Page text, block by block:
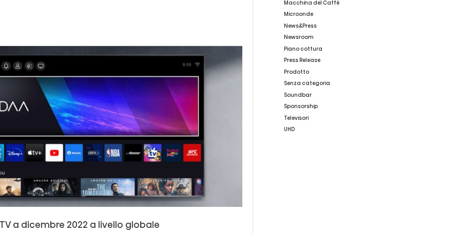
a dicembre 2022 a livello globale
Macchina del Caffè
Microonde
News&Press
Newsroom
Piano cottura
Press Release
Prodotto
Senza categoria
Soundbar
Sponsorship
Televisori
UHD